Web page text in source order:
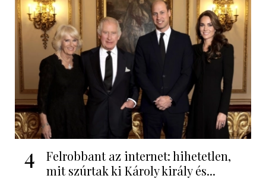
4
Felrobbant az internet: hihetetlen,
mit szúrtak ki Károly király és...